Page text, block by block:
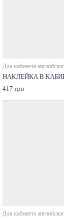
Для кабинета
НАКЛЕЙКА В
417 грн
Для кабинета